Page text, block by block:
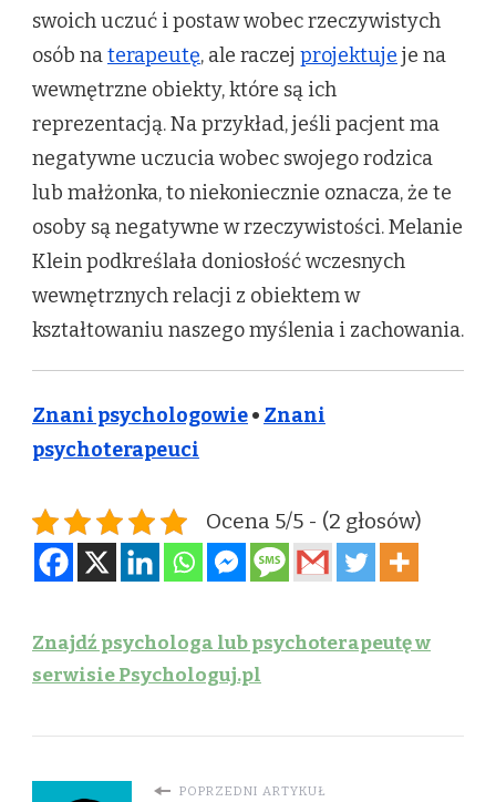
swoich uczuć i postaw wobec rzeczywistych
osób naterapeutę, ale raczej projektuje je na
wewnętrzne obiekty, które są ich
reprezentacją. Na przykład, jeśli pacjent ma
negatywne uczucia wobec swojego rodzica
lub małżonka, to niekoniecznie oznacza, że te
osoby są negatywne w rzeczywistości. Melanie
Klein podkreślała doniosłość wczesnych
wewnętrznych relacji z obiektem w
kształtowaniu naszego myślenia i zachowania.
Znani psychologowie• Znani
psychoterapeuci
Ocena 5/5 - (2 głosów)
Znajdź psychologa lub psychoterapeutę w
serwisie Psychologuj.pl
POPRZEDNI ARTYKUŁ